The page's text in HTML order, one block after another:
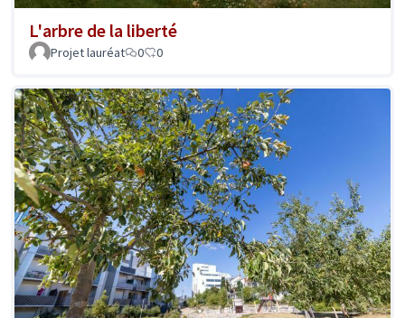
L'arbre de la liberté
Projet lauréat 0 0